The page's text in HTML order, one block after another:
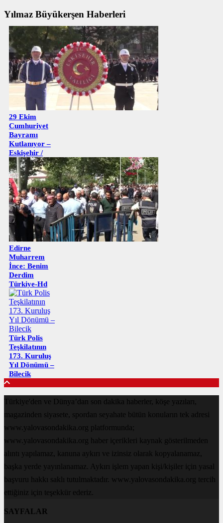
Yılmaz Büyükerşen Haberleri
29 Ekim
Cumhuriyet
Bayramı
Kutlanıyor –
Eskişehir /
Edirne
Muharrem
İnce: Benim
Derdim
Türkiye-Hd
Türk Polis
Teşkilatının
173. Kuruluş
Yıl Dönümü –
Bilecik
Türkiye'den ve Dünya’dan son dakika haberler, köşe yazıları,
magazinden siyasete, spordan seyahate bütün konuların tek adresi
www.yalovasondakika.org platformunda;
www.yalovasondakika.org haber içerikleri kaynak gösterilmeden
alıntı yapılamaz, kanuna aykırı ve izinsiz olarak kopyalanamaz,
başka yerde yayınlanamaz. Aykırı işlem yapan kişi/kişiler için yasal
başvuru hakkı saklı tutulmaktadır. www.yalovasondakika.org tercih
ettiğiniz için teşekkür ederiz.
SAYFALAR